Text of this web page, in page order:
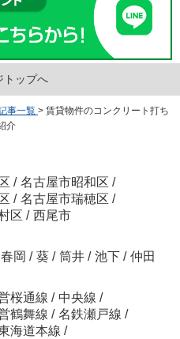
トップへ
事一覧 > 賃貸物件のコンクリート打ち
介
/ 名古屋市昭和区 /
/ 名古屋市瑞穂区 /
区 / 西尾市
春岡 / 葵 / 筒井 / 池下 / 仲田
桜通線 / 中央線 /
鶴舞線 / 名鉄瀬戸線 /
海道本線 /